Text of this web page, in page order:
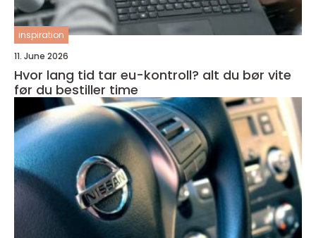
inspiration
11. June 2026
Hvor lang tid tar eu-kontroll? alt du bør vite
før du bestiller time